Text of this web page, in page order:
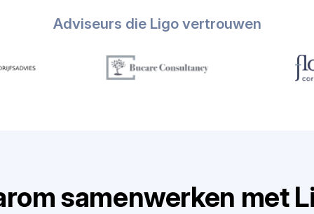
Adviseurs die Ligo vertrouwen
samenwerken met